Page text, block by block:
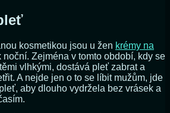
kosmetikou jsou u žen krémy na
noční. Zejména v tomto období, kdy se
vlhkými, dostává pleť zabrat a
A nejde jen o to se líbit mužům, jde
aby dlouho vydržela bez vrásek a